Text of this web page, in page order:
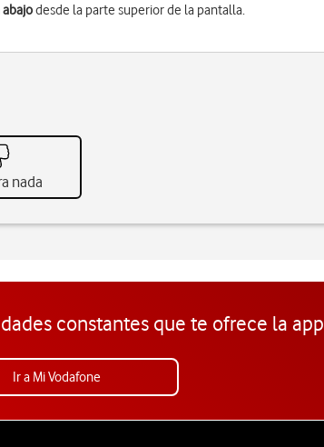
abajodesde la parte superior de la pantalla.
nada
constantes que te ofrece la app
Ir a Mi Vodafone